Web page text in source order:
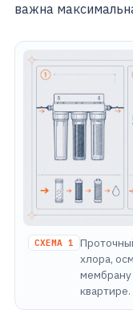
важна
СХЕМА 1
хлора,
мембрану
квартире.